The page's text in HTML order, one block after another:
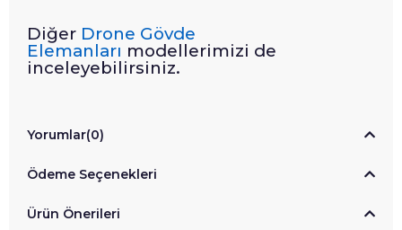
Diğer Drone Gövde
Elemanları modellerimizi de
inceleyebilirsiniz.
Yorumlar(0)
Ödeme Seçenekleri
Ürün Önerileri